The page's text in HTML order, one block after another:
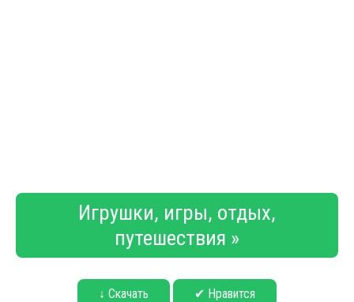
Игрушки, игры, отдых,
путешествия »
↓ Скачать ✔ Нравится